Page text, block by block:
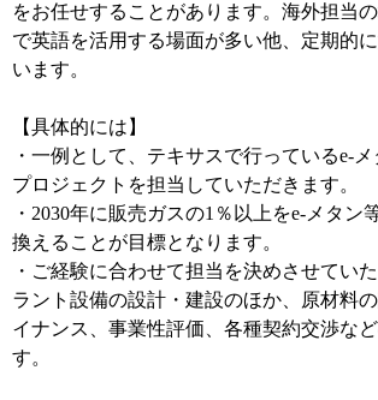
をお任せすることがあります。海外担当
で英語を活用する場面が多い他、定期的
います。
【具体的には】
・一例として、テキサスで行っているe-
プロジェクトを担当していただきます。
・2030年に販売ガスの1％以上をe-メタン
換えることが目標となります。
・ご経験に合わせて担当を決めさせてい
ラント設備の設計・建設のほか、原材料
イナンス、事業性評価、各種契約交渉な
す。